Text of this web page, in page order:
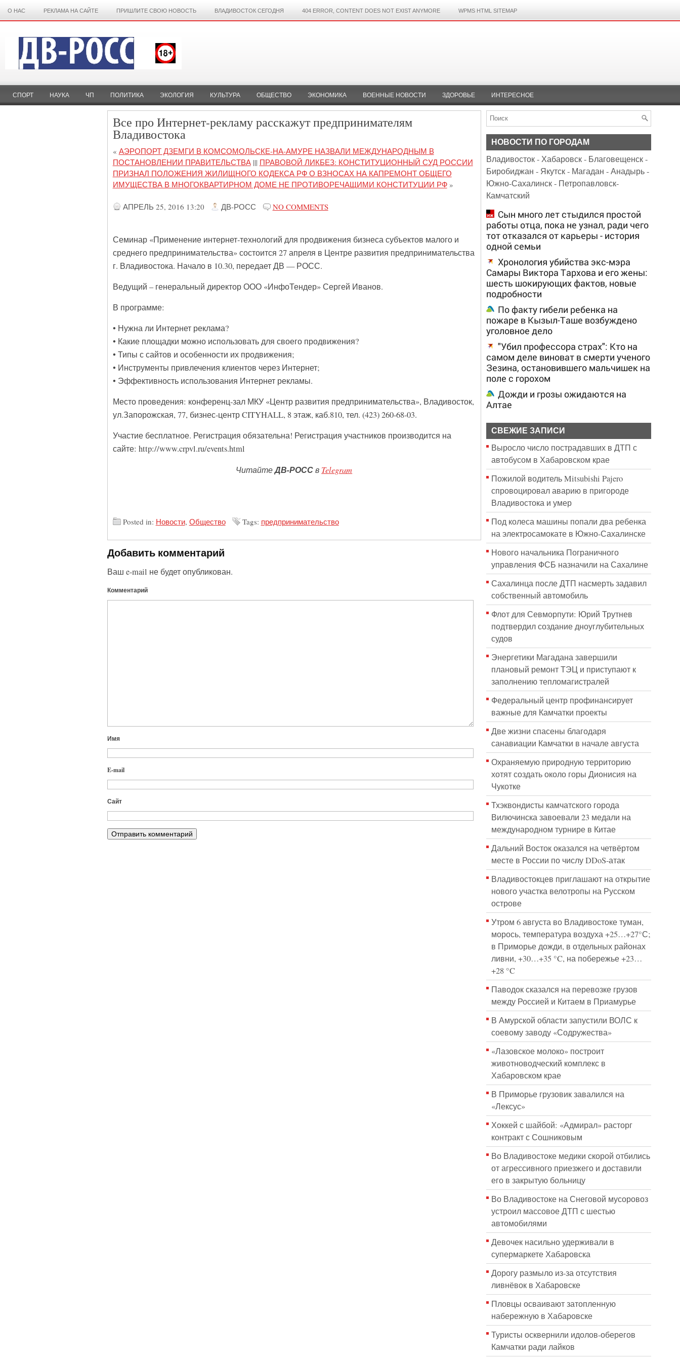
О НАС РЕКЛАМА НА САЙТЕ ПРИШЛИТЕ СВОЮ НОВОСТЬ ВЛАДИВОСТОК СЕГОДНЯ 404 ERROR, CONTENT DOES NOT EXIST ANYMORE WPMS HTML SITEMAP
СПОРТ НАУКА ЧП ПОЛИТИКА ЭКОЛОГИЯ КУЛЬТУРА ОБЩЕСТВО ЭКОНОМИКА ВОЕННЫЕ НОВОСТИ ЗДОРОВЬЕ ИНТЕРЕСНОЕ
Все про Интернет-рекламу расскажут предпринимателям
Владивостока
« АЭРОПОРТ ДЗЕМГИ В КОМСОМОЛЬСКЕ-НА-АМУРЕ НАЗВАЛИ МЕЖДУНАРОДНЫМ В
ПОСТАНОВЛЕНИИ ПРАВИТЕЛЬСТВА||| ПРАВОВОЙ ЛИКБЕЗ: КОНСТИТУЦИОННЫЙ СУД РОССИИ
ПРИЗНАЛ ПОЛОЖЕНИЯ ЖИЛИЩНОГО КОДЕКСА РФ О ВЗНОСАХ НА КАПРЕМОНТ ОБЩЕГО
ИМУЩЕСТВА В МНОГОКВАРТИРНОМ ДОМЕ НЕ ПРОТИВОРЕЧАЩИМИ КОНСТИТУЦИИ РФ»
АПРЕЛЬ 25, 2016 13:20 ДВ-РОСС NO COMMENTS
Семинар «Применение интернет-технологий для продвижения бизнеса субъектов малого и
среднего предпринимательства» состоится 27 апреля в Центре развития предпринимательства
г. Владивостока. Начало в 10.30, передает ДВ — РОСС.
Ведущий – генеральный директор ООО «ИнфоТендер» Сергей Иванов.
В программе:
• Нужна ли Интернет реклама?
• Какие площадки можно использовать для своего продвижения?
• Типы с сайтов и особенности их продвижения;
• Инструменты привлечения клиентов через Интернет;
• Эффективность использования Интернет рекламы.
Место проведения: конференц-зал МКУ «Центр развития предпринимательства», Владивосток,
ул.Запорожская, 77, бизнес-центр CITYHALL, 8 этаж, каб.810, тел. (423) 260-68-03.
Участие бесплатное. Регистрация обязательна! Регистрация участников производится на
сайте: http://www.crpvl.ru/events.html
ЧитайтеДВ-РОССв Telegram
Posted in: Новости, Общество Tags: предпринимательство
Добавить комментарий
Ваш e-mail не будет опубликован.
Комментарий
Имя
E-mail
Сайт
НОВОСТИ ПО ГОРОДАМ
Владивосток-Хабаровск- Благовещенск-
Биробиджан - Якутск- Магадан -Анадырь-
Южно-Сахалинск- Петропавловск-
Камчатский
Сын много лет стыдился простой
работы отца, пока не узнал, ради чего
тот отказался от карьеры - история
одной семьи
Хронология убийства экс-мэра
Самары Виктора Тархова и его жены:
шесть шокирующих фактов, новые
подробности
По факту гибели ребенка на
пожаре в Кызыл-Таше возбуждено
уголовное дело
"Убил профессора страх": Кто на
самом деле виноват в смерти ученого
Зезина, остановившего мальчишек на
поле с горохом
Дожди и грозы ожидаются на
Алтае
СВЕЖИЕ ЗАПИСИ
Выросло число пострадавших в ДТП с
автобусом в Хабаровском крае
Пожилой водитель Mitsubishi Pajero
спровоцировал аварию в пригороде
Владивостока и умер
Под колеса машины попали два ребенка
на электросамокате в Южно-Сахалинске
Нового начальника Пограничного
управления ФСБ назначили на Сахалине
Сахалинца после ДТП насмерть задавил
собственный автомобиль
Флот для Севморпути: Юрий Трутнев
подтвердил создание дноуглубительных
судов
Энергетики Магадана завершили
плановый ремонт ТЭЦ и приступают к
заполнению тепломагистралей
Федеральный центр профинансирует
важные для Камчатки проекты
Две жизни спасены благодаря
санавиации Камчатки в начале августа
Охраняемую природную территорию
хотят создать около горы Дионисия на
Чукотке
Тхэквондисты камчатского города
Вилючинска завоевали 23 медали на
международном турнире в Китае
Дальний Восток оказался на четвёртом
месте в России по числу DDoS-атак
Владивостокцев приглашают на открытие
нового участка велотропы на Русском
острове
Утром 6 августа во Владивостоке туман,
морось, температура воздуха +25…+27°С;
в Приморье дожди, в отдельных районах
ливни, +30…+35 °C, на побережье +23…
+28 °C
Паводок сказался на перевозке грузов
между Россией и Китаем в Приамурье
В Амурской области запустили ВОЛС к
соевому заводу «Содружества»
«Лазовское молоко» построит
животноводческий комплекс в
Хабаровском крае
В Приморье грузовик завалился на
«Лексус»
Хоккей с шайбой: «Адмирал» расторг
контракт с Сошниковым
Во Владивостоке медики скорой отбились
от агрессивного приезжего и доставили
его в закрытую больницу
Во Владивостоке на Снеговой мусоровоз
устроил массовое ДТП с шестью
автомобилями
Девочек насильно удерживали в
супермаркете Хабаровска
Дорогу размыло из-за отсутствия
ливнёвок в Хабаровске
Пловцы осваивают затопленную
набережную в Хабаровске
Туристы осквернили идолов-оберегов
Камчатки ради лайков